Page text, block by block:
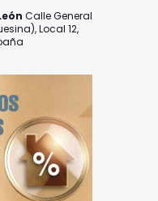
Calle General
Local 12,